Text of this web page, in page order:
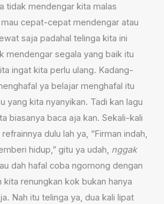
tidak mendengar kita malas
cepat-cepat mendengar atau
saja padahal telinga kita ini
mendengar segala yang baik itu
ingat kita perlu ulang. Kadang-
ya belajar menghafal itu
yang kita nyanyikan. Tadi kan lagu
biasanya baca aja kan. Sekali-kali
dulu lah ya, “Firman indah,
hidup,” gitu ya udah, nggak
dah hafal coba ngomong dengan
kita renungkan kok bukan hanya
Nah itu telinga ya, dua kali lipat